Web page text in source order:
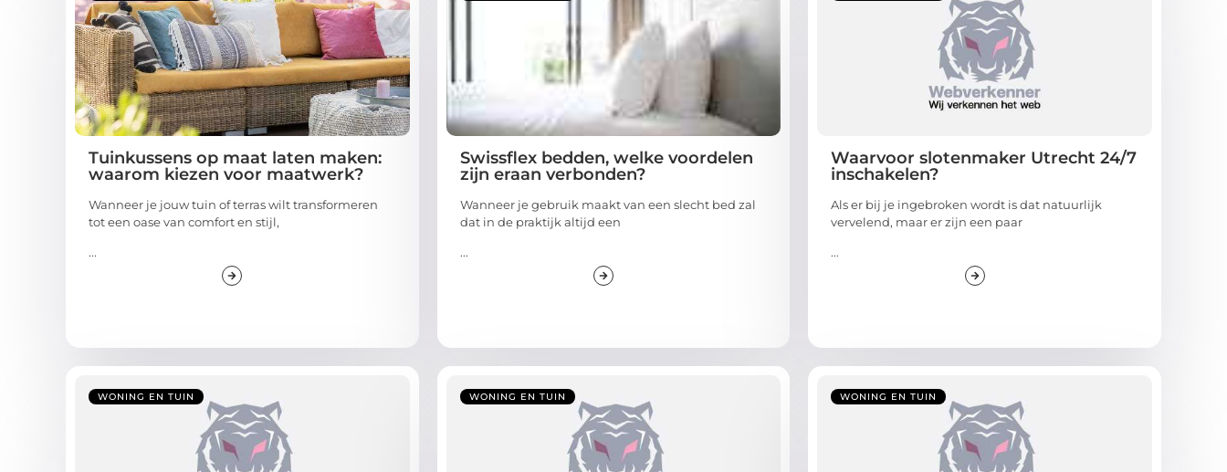
Tuinkussens op maat laten maken:
waarom kiezen voor maatwerk?
Wanneer je jouw tuin of terras wilt transformeren
tot een oase van comfort en stijl,
...
Swissflex bedden, welke voordelen
zijn eraan verbonden?
Wanneer je gebruik maakt van een slecht bed zal
dat in de praktijk altijd een
...
Waarvoor slotenmaker Utrecht 24/7
inschakelen?
Als er bij je ingebroken wordt is dat natuurlijk
vervelend, maar er zijn een paar
...
WONING EN TUIN WONING EN TUIN WONING EN TUIN